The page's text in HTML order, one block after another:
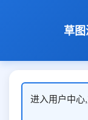
草
进入用户中